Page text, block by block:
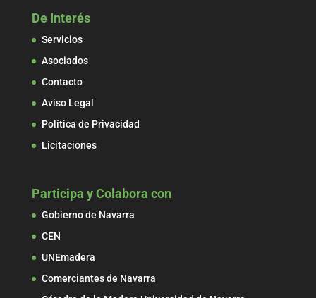
De Interés
Servicios
Asociados
Contacto
Aviso Legal
Política de Privacidad
Licitaciones
Participa y Colabora con
Gobierno de Navarra
CEN
UNEmadera
Comerciantes de Navarra